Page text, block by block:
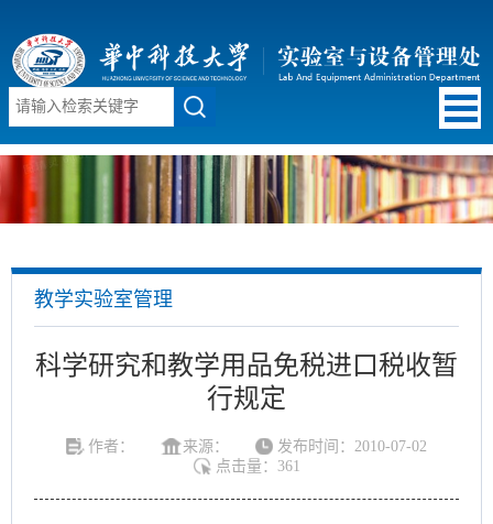
教学实验室管理
科学研究和教学用品免税进口税收暂
行规定
作者： 来源：
发布时间：2010-07-02
点击量： 361